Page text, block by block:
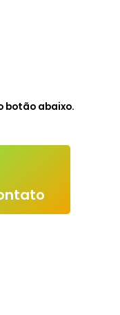
botão abaixo.
e-